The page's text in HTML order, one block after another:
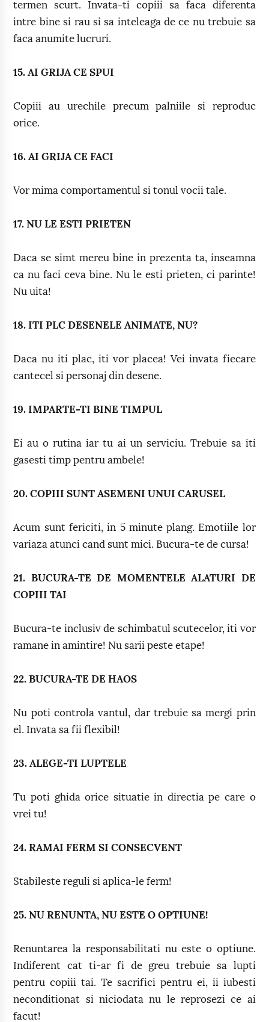
termen scurt. Invata-ti copiii sa faca diferenta
intre bine si rau si sa inteleaga de ce nu trebuie sa
faca anumite lucruri.
15. AI GRIJA CE SPUI
Copiii au urechile precum palniile si reproduc
orice.
16. AI GRIJA CE FACI
Vor mima comportamentul si tonul vocii tale.
17. NU LE ESTI PRIETEN
Daca se simt mereu bine in prezenta ta, inseamna
ca nu faci ceva bine. Nu le esti prieten, ci parinte!
Nu uita!
18. ITI PLC DESENELE ANIMATE, NU?
Daca nu iti plac, iti vor placea! Vei invata fiecare
cantecel si personaj din desene.
19. IMPARTE-TI BINE TIMPUL
Ei au o rutina iar tu ai un serviciu. Trebuie sa iti
gasesti timp pentru ambele!
20. COPIII SUNT ASEMENI UNUI CARUSEL
Acum sunt fericiti, in 5 minute plang. Emotiile lor
variaza atunci cand sunt mici. Bucura-te de cursa!
21. BUCURA-TE DE MOMENTELE ALATURI DE
COPIII TAI
Bucura-te inclusiv de schimbatul scutecelor, iti vor
ramane in amintire! Nu sarii peste etape!
22. BUCURA-TE DE HAOS
Nu poti controla vantul, dar trebuie sa mergi prin
el. Invata sa fii flexibil!
23. ALEGE-TI LUPTELE
Tu poti ghida orice situatie in directia pe care o
vrei tu!
24. RAMAI FERM SI CONSECVENT
Stabileste reguli si aplica-le ferm!
25. NU RENUNTA, NU ESTE O OPTIUNE!
Renuntarea la responsabilitati nu este o optiune.
Indiferent cat ti-ar fi de greu trebuie sa lupti
pentru copiii tai. Te sacrifici pentru ei, ii iubesti
neconditionat si niciodata nu le reprosezi ce ai
facut!